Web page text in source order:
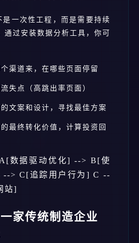
是一次性工程，而是需要持续
通过安装数据分析工具，你可
渠道来，在哪些页面停留
失点（高跳出率页面）
文案和设计，寻找最佳方案
最终转化价值，计算投资回
数据驱动优化] --> B[使
--> C[追踪用户行为] C --
站]
家传统制造企业